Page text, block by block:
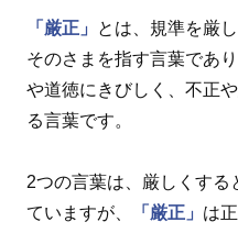
「厳正」
とは、規準を厳
そのさまを指す言葉であ
や道徳にきびしく、不正
る言葉です。
2つの言葉は、厳しくする
ていますが、
「厳正」 は